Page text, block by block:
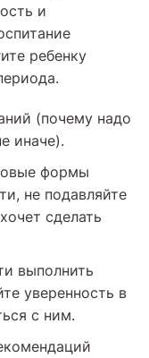
и
ребенку
(почему надо
иначе).
формы
не подавляйте
сделать
выполнить
уверенность в
с ним.